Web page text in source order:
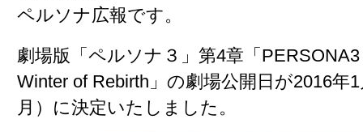
ペルソナ広報です。
劇場版「ペルソナ３」第4章「
Winter of Rebirth」の劇場公開日が2016年
月）に決定いたしました。